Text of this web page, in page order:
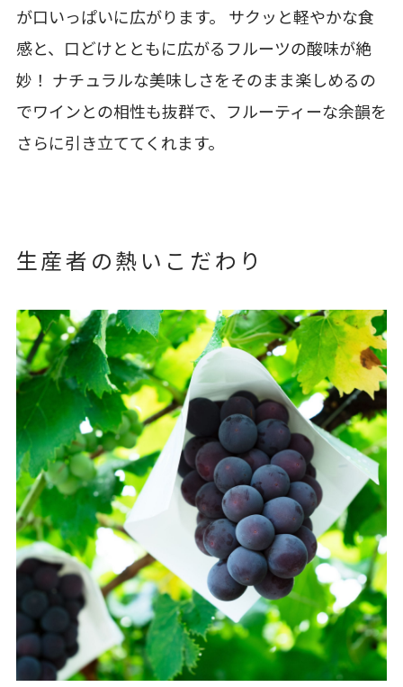
が口いっぱいに広がります。 サクッと軽やかな食
感と、口どけとともに広がるフルーツの酸味が絶
妙！ ナチュラルな美味しさをそのまま楽しめるの
でワインとの相性も抜群で、フルーティーな余韻を
さらに引き立ててくれます。
生産者の熱いこだわり